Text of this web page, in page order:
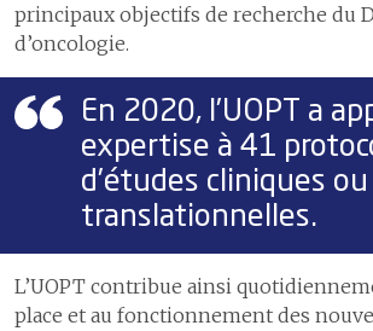
principaux objectifs de recherche du
d’oncologie.
En 2020, l’UOPT a
expertise à 41
d’études cliniques ou
translationnelles.
L’UOPT contribue ainsi
place et au fonctionnement des